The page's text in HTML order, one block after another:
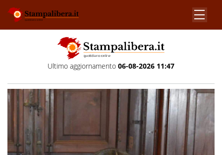
Ultimo aggiornamento 06-08-2026 11:47